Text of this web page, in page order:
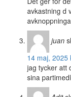
avkastning d
juan
14 maj, 2025
jag tycker att
sina